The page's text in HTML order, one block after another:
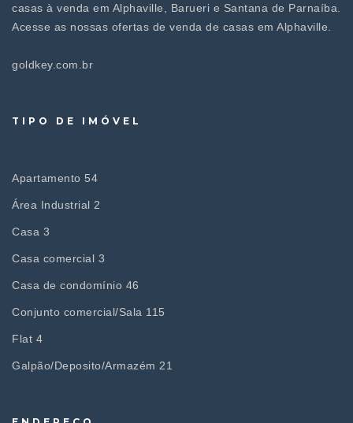
casas à venda em Alphaville, Barueri e Santana de Parnaíba.
Acesse as nossas ofertas de venda de casas em Alphaville.
goldkey.com.br
TIPO DE IMÓVEL
Apartamento 54
Área Industrial 2
Casa 3
Casa comercial 3
Casa de condomínio 46
Conjunto comercial/Sala 115
Flat 4
Galpão/Deposito/Armazém 21